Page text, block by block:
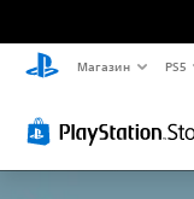
Магазин PS5